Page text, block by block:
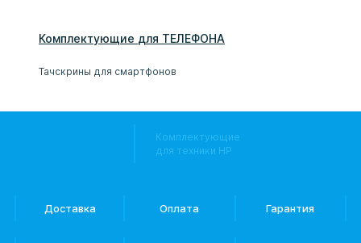
Комплектующие для ТЕЛЕФОНА
Тачскрины для смартфонов
Комплектующие
для техники HP
Доставка Оплата Гарантия